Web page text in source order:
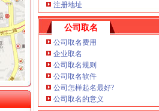
信息化岗位大练抽考和竞赛正式开考
项突破工作”代办注销分公司谋划2007年工作
司领导到观音桥农贸市场视察工作
地方经济
措施化网吧管理
津局调研工作
注销分公司调研文章入选《2006中国思想政工
注册地址
公司取名
公司取名费用
企业取名
公司取名规则
公司取名软件
公司怎样起名最好?
公司取名的意义